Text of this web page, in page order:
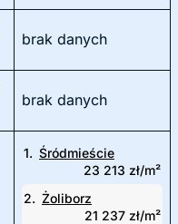
brak danych
brak danych
1. Śródmieście
23 213 zł/m²
2. Żoliborz
21 237 zł/m²